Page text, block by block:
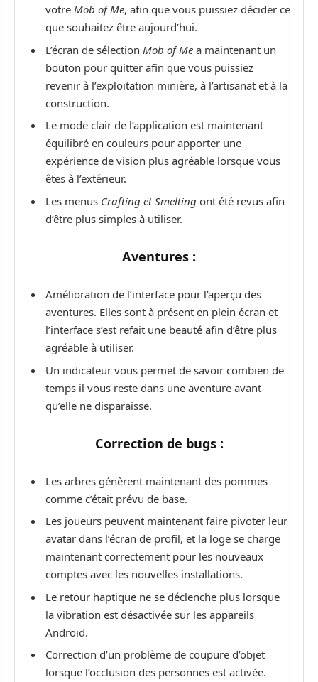
votre Mob of Me, afin que vous puissiez décider ce
que souhaitez être aujourd’hui.
L’écran de sélection Mob of Me a maintenant un
bouton pour quitter afin que vous puissiez
revenir à l’exploitation minière, à l’artisanat et à la
construction.
Le mode clair de l’application est maintenant
équilibré en couleurs pour apporter une
expérience de vision plus agréable lorsque vous
êtes à l’extérieur.
Les menus Crafting et Smelting ont été revus afin
d’être plus simples à utiliser.
Aventures :
Amélioration de l’interface pour l’aperçu des
aventures. Elles sont à présent en plein écran et
l’interface s’est refait une beauté afin d’être plus
agréable à utiliser.
Un indicateur vous permet de savoir combien de
temps il vous reste dans une aventure avant
qu’elle ne disparaisse.
Correction de bugs :
Les arbres génèrent maintenant des pommes
comme c’était prévu de base.
Les joueurs peuvent maintenant faire pivoter leur
avatar dans l’écran de profil, et la loge se charge
maintenant correctement pour les nouveaux
comptes avec les nouvelles installations.
Le retour haptique ne se déclenche plus lorsque
la vibration est désactivée sur les appareils
Android.
Correction d’un problème de coupure d’objet
lorsque l’occlusion des personnes est activée.